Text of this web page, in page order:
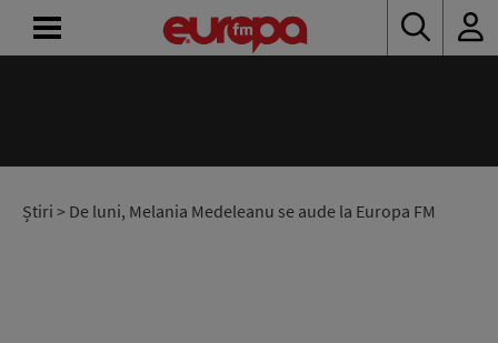
Știri > De luni, Melania Medeleanu se aude la Europa FM
RADIO